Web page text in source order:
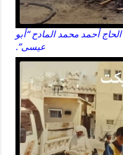
أحمد محمد المادح “أبو
عيسى”.